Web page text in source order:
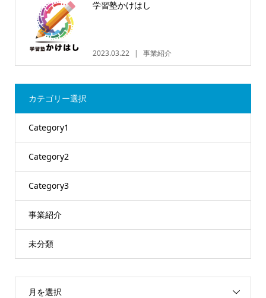
学習塾かけはし
2023.03.22 事業紹介
カテゴリー選択
Category1
Category2
Category3
事業紹介
未分類
月を選択